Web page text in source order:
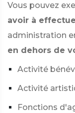
Vous pouvez
avoir à
administration
en dehors de
Activité
Activité
Fonctions